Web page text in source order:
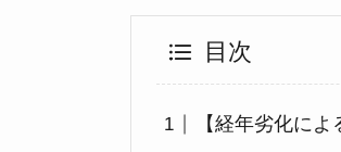
目次
【経年劣化によ